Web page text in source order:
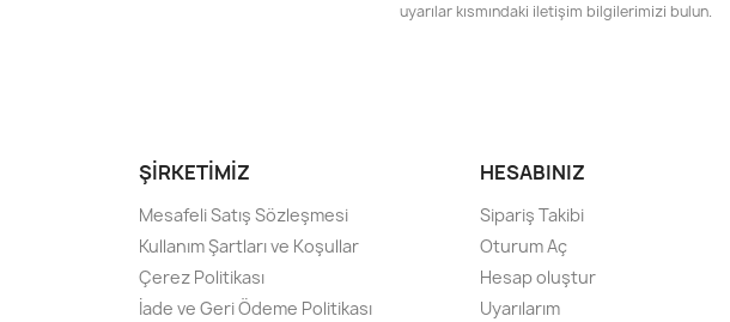
uyarılar kısmındaki iletişim bilgilerimizi bulun.
ŞIRKETIMIZ
Mesafeli Satış Sözleşmesi
Kullanım Şartları ve Koşullar
Çerez Politikası
İade ve Geri Ödeme Politikası
HESABINIZ
Sipariş Takibi
Oturum Aç
Hesap oluştur
Uyarılarım